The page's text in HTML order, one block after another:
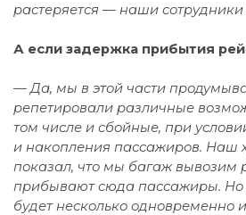
растеряется — наши сотрудники
А если задержка прибытия
— Да, мы в этой части
репетировали различные
том числе и сбойные, при
и накопления пассажиров. Наш
показал, что мы багаж вывозим
прибывают сюда пассажиры. Но
будет несколько одновременно